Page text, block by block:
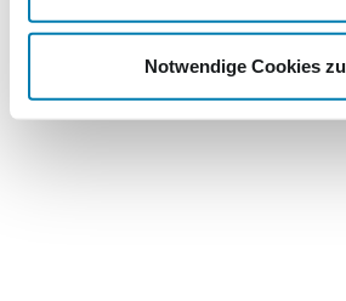
Notwendige Cookies